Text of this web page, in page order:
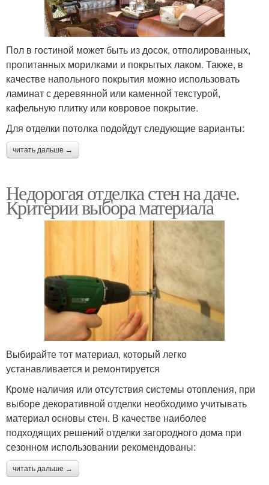
Пол в гостиной может быть из досок, отполированных,
пропитанных морилками и покрытых лаком. Также, в
качестве напольного покрытия можно использовать
ламинат с деревянной или каменной текстурой,
кафельную плитку или ковровое покрытие.
Для отделки потолка подойдут следующие варианты:
читать дальше →
Недорогая отделка стен на даче.
Критерии выбора материала
Выбирайте тот материал, который легко
устанавливается и ремонтируется
Кроме наличия или отсутствия системы отопления, при
выборе декоративной отделки необходимо учитывать
материал основы стен. В качестве наиболее
подходящих решений отделки загородного дома при
сезонном использовании рекомендованы:
читать дальше →